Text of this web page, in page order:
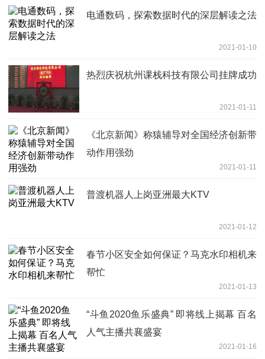
电通数码，探索数据时代的深层解读之法
2021-01-10
热烈庆祝杭州课栈科技有限公司挂牌成功
2021-01-11
《北京新闻》称猿辅导对全国经济创新带
动作用强劲
2021-01-11
普渡机器人上岗亚洲最大KTV
2021-01-12
春节小区安全如何保证？马克水印相机来
帮忙
2021-01-13
“斗鱼2020鱼乐盛典” 即将线上揭幕 百名
人气主播共襄盛宴
2021-01-16